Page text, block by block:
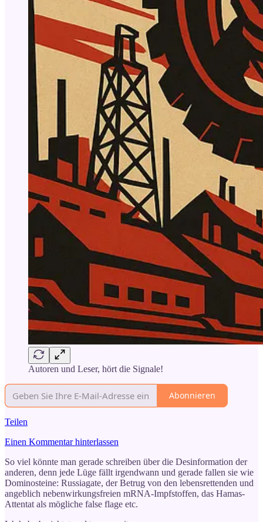
Autoren und Leser, hört die Signale!
Abonnieren
Teilen
Einen Kommentar hinterlassen
So viel könnte man gerade schreiben über die Desinformation der
anderen, denn jede Lüge fällt irgendwann und gerade fallen sie wie
Dominosteine: Russiagate, der Betrug von den lebensrettenden und
angeblich nebenwirkungsfreien mRNA-Impfstoffen, das Hamas-
Attentat als mögliche false flage etc.